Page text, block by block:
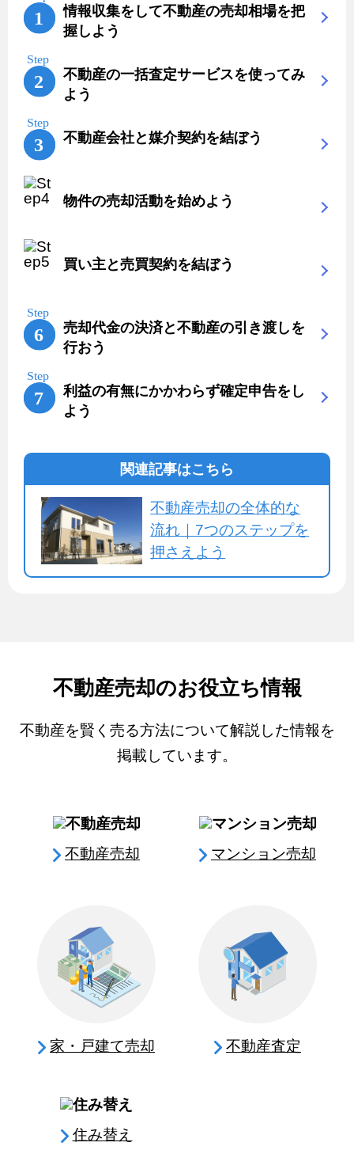
情報収集をして不動産の売却相場を把
握しよう
不動産の一括査定サービスを使ってみ
よう
不動産会社と媒介契約を結ぼう
物件の売却活動を始めよう
買い主と売買契約を結ぼう
売却代金の決済と不動産の引き渡しを
行おう
利益の有無にかかわらず確定申告をし
よう
関連記事はこちら
不動産売却の全体的な
流れ｜7つのステップを
押さえよう
不動産売却のお役立ち情報
不動産を賢く売る方法について解説した情報を
掲載しています。
不動産売却 マンション売却
家・戸建て売却 不動産査定
住み替え